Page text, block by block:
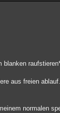
blanken
aus freien
normalen